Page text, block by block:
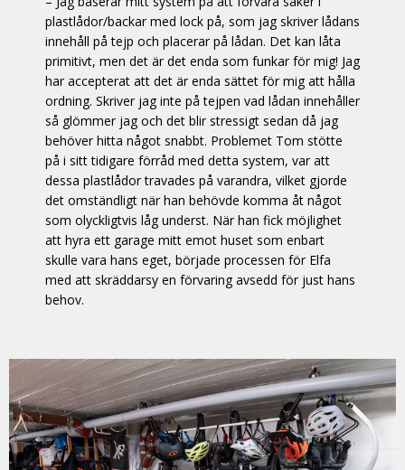
plastlådor/backar med lock på, som jag skriver lådans
innehåll på tejp och placerar på lådan. Det kan låta
primitivt, men det är det enda som funkar för mig! Jag
har accepterat att det är enda sättet för mig att hålla
ordning. Skriver jag inte på tejpen vad lådan innehåller
så glömmer jag och det blir stressigt sedan då jag
behöver hitta något snabbt. Problemet Tom stötte
på i sitt tidigare förråd med detta system, var att
dessa plastlådor travades på varandra, vilket gjorde
det omständligt när han behövde komma åt något
som olyckligtvis låg underst. När han fick möjlighet
att hyra ett garage mitt emot huset som enbart
skulle vara hans eget, började processen för Elfa
med att skräddarsy en förvaring avsedd för just hans
behov.